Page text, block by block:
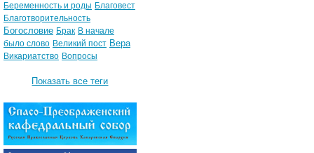
Беременность и роды Благовест
Благотворительность
Богословие Брак В начале
было слово Великий пост Вера
Викариатство Вопросы
Показать все теги